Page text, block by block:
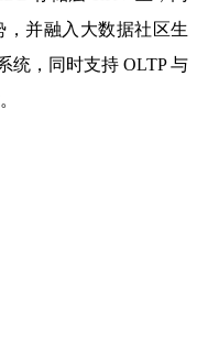
并融入大数据社区生
统，同时支持 OLTP 与
。